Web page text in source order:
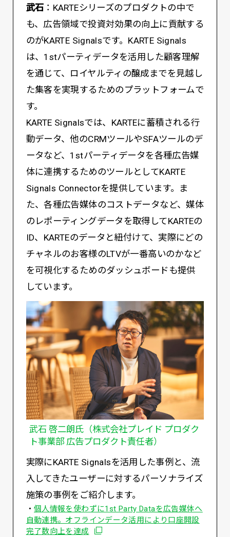
武石 ：KARTEシリーズのプロダクトの中で
も、広告領域で投資対効果の向上に貢献する
のがKARTE Signalsです。KARTE Signals
は、1stパーティデータを活用した顧客理解
を通じて、ロイヤルティの醸成までを見越し
た集客を実現するためのプラットフォームで
す。
KARTE Signalsでは、KARTEに蓄積される行
動データ、他のCRMツールやSFAツールのデ
ータなど、1stパーティデータを各種広告媒
体に連携するためのツールとしてKARTE
Signals Connectorを提供しています。ま
た、各種広告媒体のコストデータなど、媒体
のレポーティングデータを取得してKARTEの
ID、KARTEのデータと紐付けて、実際にどの
チャネルのお客様のLTVが一番高いのかなど
を可視化するためのダッシュボードも提供
しています。
武石 啓二朗氏（株式会社プレイド プロダク
ト事業部 広告プロダクト責任者）
実際にKARTE Signalsを活用した事例と、流
入してきたユーザーに対するパーソナライズ
施策の事例をご紹介します。
・ 個人情報を使わずに1st Party Dataを広告媒体へ
自動連携。オフラインデータ活用により口座開設
完了数向上を達成 別ウィンドウで開く